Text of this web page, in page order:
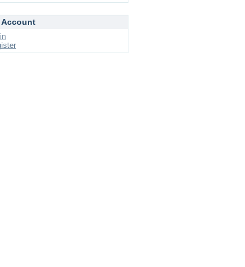
Account